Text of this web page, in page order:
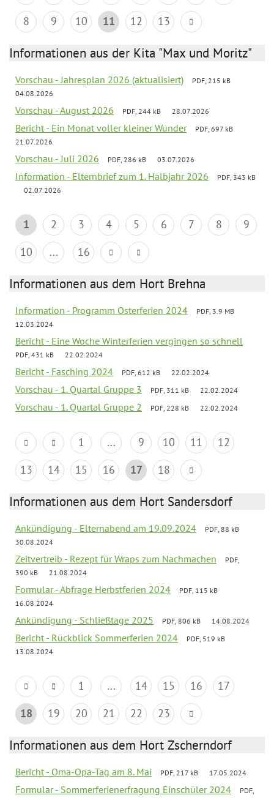
8
9 10 11 12 13
Informationen aus der Kita "Max und Moritz"
Vorschau - Jahresplan 2026 (aktualisiert)
PDF, 215 kB
04.08.2026
Vorschau - August 2026 PDF, 244 kB 28.07.2026
Bericht - Ein Monat voller kleiner Wunder
PDF, 697 kB
21.07.2026
Vorschau - Juli 2026 PDF, 286 kB 03.07.2026
Information - Elternbrief zum 1. Halbjahr 2026
PDF, 343 kB
02.07.2026
1 2 3 4 5 6 7 8
9
10
... 16
Informationen aus dem Hort Brehna
Information - Programm Osterferien 2024
PDF, 3.9 MB
12.03.2024
Bericht - Eine Woche Winterferien vergingen so schnell
PDF, 431 kB 22.02.2024
Bericht - Fasching 2024 PDF, 612 kB 22.02.2024
Vorschau - 1. Quartal Gruppe 3 PDF, 311 kB 22.02.2024
Vorschau - 1. Quartal Gruppe 2 PDF, 228 kB 22.02.2024
1 ... 9 10 11
12
13
14 15 16 17 18
Informationen aus dem Hort Sandersdorf
Ankündigung - Elternabend am 19.09.2024
PDF, 88 kB
30.08.2024
Zeitvertreib - Rezept für Wraps zum Nachmachen
PDF,
390 kB
21.08.2024
Formular - Abfrage Herbstferien 2024
PDF, 115 kB
16.08.2024
Ankündigung - Schließtage 2025 PDF, 806 kB 14.08.2024
Bericht - Rückblick Sommerferien 2024
PDF, 519 kB
13.08.2024
1 ... 14 15 16
17
18
19 20 21 22 23
Informationen aus dem Hort Zscherndorf
Bericht - Oma-Opa-Tag am 8. Mai PDF, 217 kB 17.05.2024
Formular - Sommerferienerfragung Einschüler 2024
PDF,